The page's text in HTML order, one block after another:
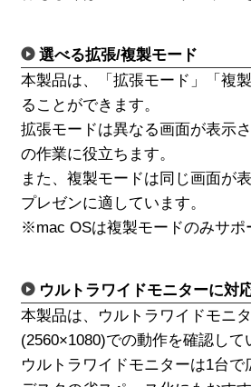
選べる拡張/複製モード
本製品は、「拡張モード」「複
ることができます。
拡張モードは異なる画面が表示
の作業に役立ちます。
また、複製モードは同じ画面が
プレゼンに適しています。
※mac OSは複製モードのみサポ
ウルトラワイドモニターに対
本製品は、ウルトラワイドモニ
(2560×1080)での動作を確認して
ウルトラワイドモニターは1台